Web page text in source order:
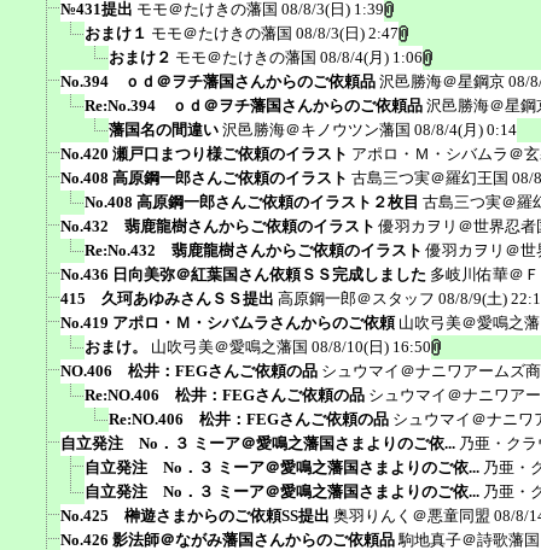
№431提出 モモ＠たけきの藩国 08/8/3(日) 1:39
おまけ１ モモ＠たけきの藩国 08/8/3(日) 2:47
おまけ２ モモ＠たけきの藩国 08/8/4(月) 1:06
No.394 ｏｄ＠ヲチ藩国さんからのご依頼品 沢邑勝海＠星鋼京 08/
Re:No.394 ｏｄ＠ヲチ藩国さんからのご依頼品 沢邑勝海＠星鋼
藩国名の間違い 沢邑勝海＠キノウツン藩国 08/8/4(月) 0:14
No.420 瀬戸口まつり様ご依頼のイラスト アポロ・Ｍ・シバムラ＠
No.408 高原鋼一郎さんご依頼のイラスト 古島三つ実＠羅幻王国 08/
No.408 高原鋼一郎さんご依頼のイラスト２枚目 古島三つ実＠羅
No.432 翡鹿龍樹さんからご依頼のイラスト 優羽カヲリ＠世界忍者
Re:No.432 翡鹿龍樹さんからご依頼のイラスト 優羽カヲリ＠世
No.436 日向美弥＠紅葉国さん依頼ＳＳ完成しました 多岐川佑華＠
415 久珂あゆみさんＳＳ提出 高原鋼一郎＠スタッフ 08/8/9(土)
No.419 アポロ・Ｍ・シバムラさんからのご依頼 山吹弓美＠愛鳴之
おまけ。
山吹弓美＠愛鳴之藩国 08/8/10(日) 16:50
NO.406 松井：FEGさんご依頼の品 シュウマイ＠ナニワアームズ
Re:NO.406 松井：FEGさんご依頼の品 シュウマイ＠ナニワア
Re:NO.406 松井：FEGさんご依頼の品 シュウマイ＠ナニワ
自立発注 No．３ ミーア＠愛鳴之藩国さまよりのご依... 乃亜・ク
自立発注 No．３ ミーア＠愛鳴之藩国さまよりのご依... 乃亜・
自立発注 No．３ ミーア＠愛鳴之藩国さまよりのご依... 乃亜・
No.425 榊遊さまからのご依頼SS提出 奥羽りんく＠悪童同盟 08/8/
No.426 影法師＠ながみ藩国さんからのご依頼品 駒地真子＠詩歌藩国